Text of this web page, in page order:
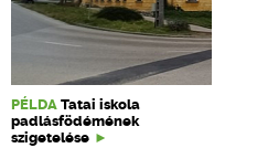
PÉLDA Tatai iskola
padlásfödémének
szigetelése